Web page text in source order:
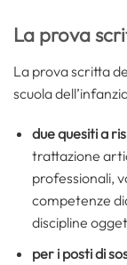
La prova
La prova scritta
scuola
due quesiti a
trattazione
professionali,
competenze
discipline
per i posti di